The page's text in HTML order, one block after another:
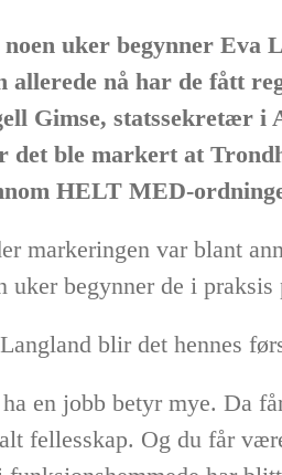
noen uker begynner Eva
allerede nå har de fått
Gimse, statssekretær i
det ble markert at
HELT MED-
markeringen var blant
uker begynner de i
blir det hennes
en jobb betyr mye. Da
fellesskap. Og du får